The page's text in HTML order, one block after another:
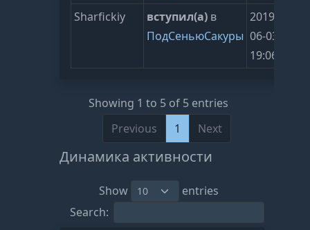
Sharfickiy вступил(а) в
ПодСеньюСакуры
2019-
06-03
19:06:18
Showing 1 to 5 of 5 entries
Previous
1 Next
Динамика активности
Show
entries
Search: